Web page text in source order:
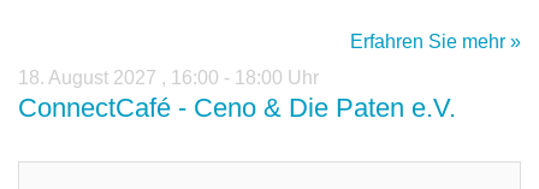
Erfahren Sie mehr »
18. August 2027 , 16:00 - 18:00 Uhr
ConnectCafé - Ceno & Die Paten e.V.